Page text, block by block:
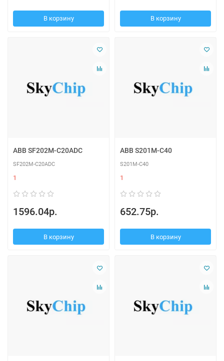
В корзину В корзину
ABB SF202M-C20ADC
SF202M-C20ADC
1
1596.04р.
В корзину
ABB S201M-C40
S201M-C40
1
652.75р.
В корзину